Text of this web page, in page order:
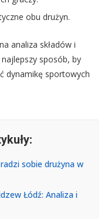
obu drużyn.
analiza składów i
sposób, by
dynamikę sportowych
sobie drużyna w
Łódź: Analiza i